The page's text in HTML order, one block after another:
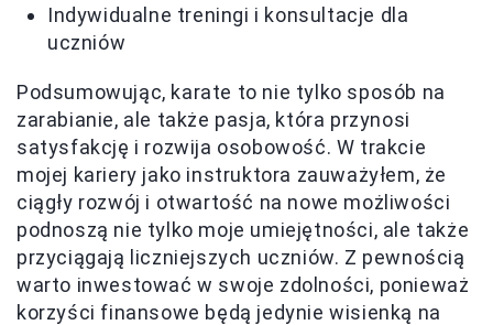
Indywidualne treningi i konsultacje dla
uczniów
Podsumowując, karate to nie tylko sposób na
zarabianie, ale także pasja, która przynosi
satysfakcję i rozwija osobowość. W trakcie
mojej kariery jako instruktora zauważyłem, że
ciągły rozwój i otwartość na nowe możliwości
podnoszą nie tylko moje umiejętności, ale także
przyciągają liczniejszych uczniów. Z pewnością
warto inwestować w swoje zdolności, ponieważ
korzyści finansowe będą jedynie wisienką na